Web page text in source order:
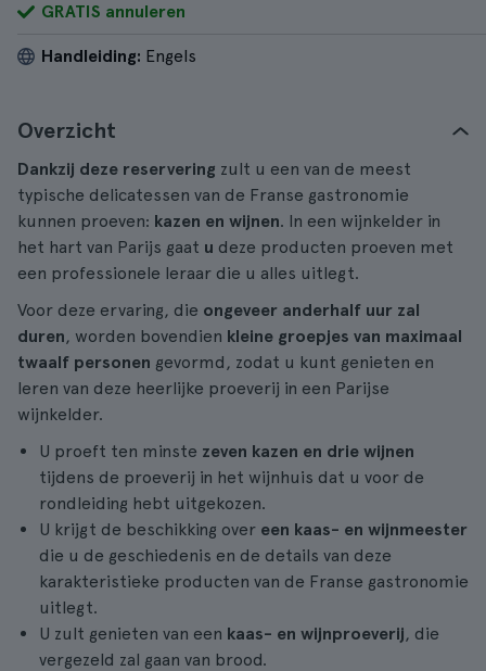
GRATIS annuleren
Handleiding: Engels
Overzicht
Dankzij deze reservering zult u een van de meest
typische delicatessen van de Franse gastronomie
kunnen proeven: kazen en wijnen. In een wijnkelder in
het hart van Parijs gaat u deze producten proeven met
een professionele leraar die u alles uitlegt.
Voor deze ervaring, die ongeveer anderhalf uur zal
duren, worden bovendien kleine groepjes van maximaal
twaalf personen gevormd, zodat u kunt genieten en
leren van deze heerlijke proeverij in een Parijse
wijnkelder.
U proeft ten minste zeven kazen en drie wijnen
tijdens de proeverij in het wijnhuis dat u voor de
rondleiding hebt uitgekozen.
U krijgt de beschikking over een kaas- en wijnmeester
die u de geschiedenis en de details van deze
karakteristieke producten van de Franse gastronomie
uitlegt.
U zult genieten van een kaas- en wijnproeverij, die
vergezeld zal gaan van brood.